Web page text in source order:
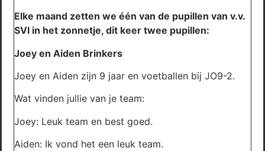
Elke maand zetten we één van de pupillen van v.v.
SVI in het zonnetje, dit keer twee pupillen:
Joey en Aiden Brinkers
Joey en Aiden zijn 9 jaar en voetballen bij JO9-2.
Wat vinden jullie van je team:
Joey: Leuk team en best goed.
Aiden: Ik vond het een leuk team.